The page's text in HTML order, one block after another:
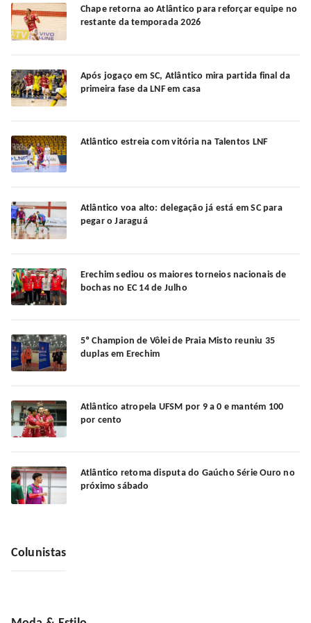
Chape retorna ao Atlântico para reforçar equipe no
restante da temporada 2026
Após jogaço em SC, Atlântico mira partida final da
primeira fase da LNF em casa
Atlântico estreia com vitória na Talentos LNF
Atlântico voa alto: delegação já está em SC para
pegar o Jaraguá
Erechim sediou os maiores torneios nacionais de
bochas no EC 14 de Julho
5º Champion de Vôlei de Praia Misto reuniu 35
duplas em Erechim
Atlântico atropela UFSM por 9 a 0 e mantém 100
por cento
Atlântico retoma disputa do Gaúcho Série Ouro no
próximo sábado
Colunistas